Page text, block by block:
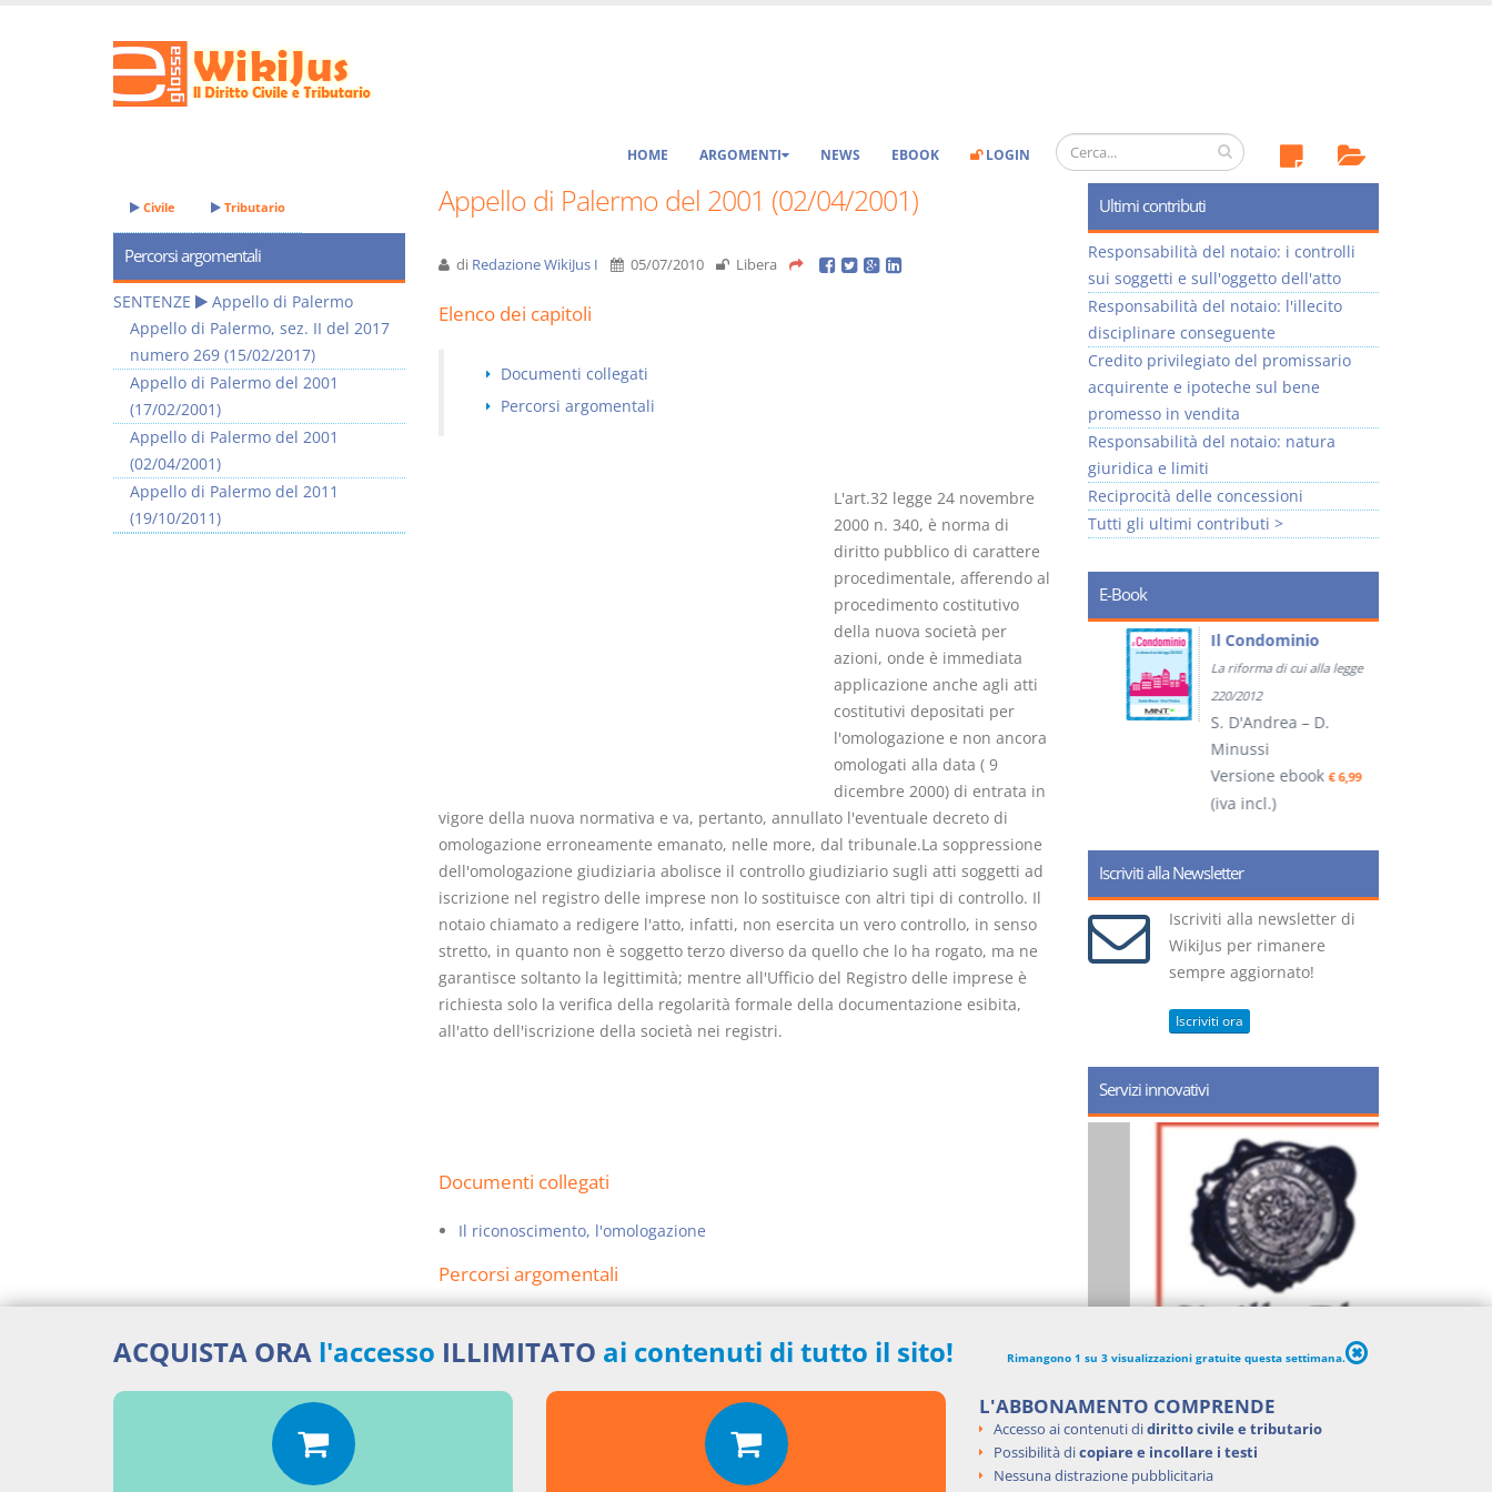
HOME ARGOMENTI NEWS EBOOK LOGIN
Appello di Palermo del 2001 (02/04/2001)
di Redazione WikiJus I 05/07/2010 Libera
Elenco dei capitoli
Documenti collegati
Percorsi argomentali
L'art.32 legge 24 novembre
2000 n. 340, è norma di
diritto pubblico di carattere
procedimentale, afferendo al
procedimento costitutivo
della nuova società per
azioni, onde è immediata
applicazione anche agli atti
costitutivi depositati per
l'omologazione e non ancora
omologati alla data ( 9
dicembre 2000) di entrata in
vigore della nuova normativa e va, pertanto, annullato l'eventuale decreto di
omologazione erroneamente emanato, nelle more, dal tribunale.La soppressione
dell'omologazione giudiziaria abolisce il controllo giudiziario sugli atti soggetti ad
iscrizione nel registro delle imprese non lo sostituisce con altri tipi di controllo. Il
notaio chiamato a redigere l'atto, infatti, non esercita un vero controllo, in senso
stretto, in quanto non è soggetto terzo diverso da quello che lo ha rogato, ma ne
garantisce soltanto la legittimità; mentre all'Ufficio del Registro delle imprese è
richiesta solo la verifica della regolarità formale della documentazione esibita,
all'atto dell'iscrizione della società nei registri.
Documenti collegati
Il riconoscimento, l'omologazione
Percorsi argomentali
Aggiungi un commento
Civile Tributario
Percorsi argomentali
SENTENZE
Appello di Palermo
Appello di Palermo, sez. II del 2017
numero 269 (15/02/2017)
Appello di Palermo del 2001
(17/02/2001)
Appello di Palermo del 2001
(02/04/2001)
Appello di Palermo del 2011
(19/10/2011)
Ultimi contributi
Responsabilità del notaio: i controlli
sui soggetti e sull'oggetto dell'atto
Responsabilità del notaio: l'illecito
disciplinare conseguente
Credito privilegiato del promissario
acquirente e ipoteche sul bene
promesso in vendita
Responsabilità del notaio: natura
giuridica e limiti
Reciprocità delle concessioni
Tutti gli ultimi contributi >
E-Book
I Singoli Contratti
D. Minussi
Versione ebook€ 5,99
(iva incl.)
Il Condominio
La riforma di cui alla legge
220/2012
S. D'Andrea – D.
Minussi
Versione ebook€ 6,99
(iva incl.)
Iscriviti alla Newsletter
Iscriviti alla newsletter di
WikiJus per rimanere
sempre aggiornato!
Iscriviti ora
Servizi innovativi
ACQUISTA ORA l'accesso ILLIMITATO ai contenuti di tutto il sito! Rimangono 1 su 3 visualizzazioni gratuite questa settimana.
L'ABBONAMENTO COMPRENDE
Accesso ai contenuti didiritto civile e tributario
Possibilità dicopiare e incollare i testi
Nessuna distrazione pubblicitaria